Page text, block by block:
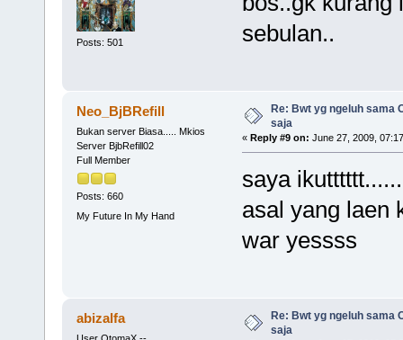
Posts: 501
sebulan..
Neo_BjBRefill
Bukan server Biasa..... Mkios
Server BjbRefill02
Full Member
Posts: 660
My Future In My Hand
Re: Bwt yg ngeluh sama
saja
« Reply #9 on: June 27, 2009,
saya
asal yang laen
war yessss
abizalfa
Re: Bwt yg ngeluh sama
saja